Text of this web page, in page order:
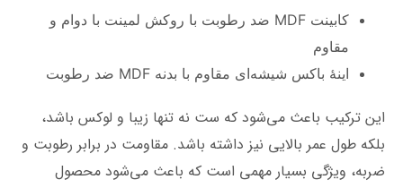
کابینت MDF ضد رطوبت با روکش لمینت با دوام و
مقاوم
اینۀ باکس شیشه‌ای مقاوم با بدنه MDF ضد رطوبت
این ترکیب باعث می‌شود که ست نه تنها زیبا و لوکس باشد،
بلکه طول عمر بالایی نیز داشته باشد. مقاومت در برابر رطوبت و
ضربه، ویژگی بسیار مهمی است که باعث می‌شود محصول